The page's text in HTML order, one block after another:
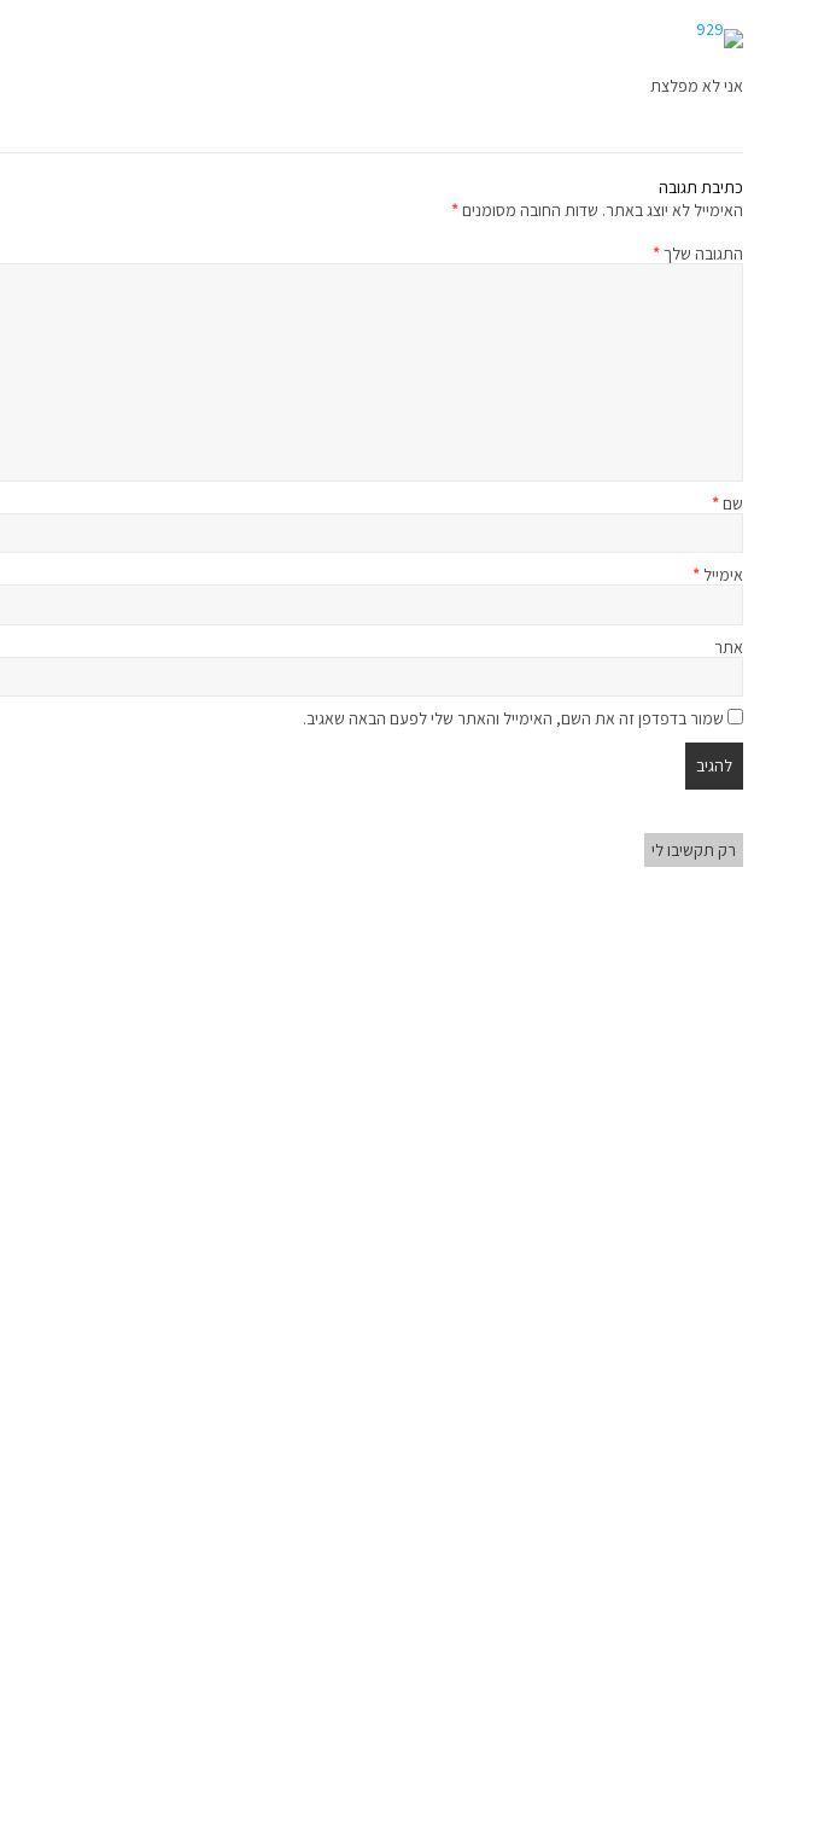
אני לא מפלצת
כתיבת תגובה
האימייל לא יוצג באתר. שדות החובה מסומנים*
התגובה שלך*
שם*
אימייל *
אתר
שמור בדפדפן זה את השם, האימייל והאתר שלי לפעם הבאה שאגיב.
רק תקשיבו לי